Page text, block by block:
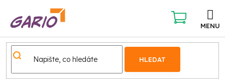
obsah
HLEDAT
NÁKUPNÍ
KOŠÍK